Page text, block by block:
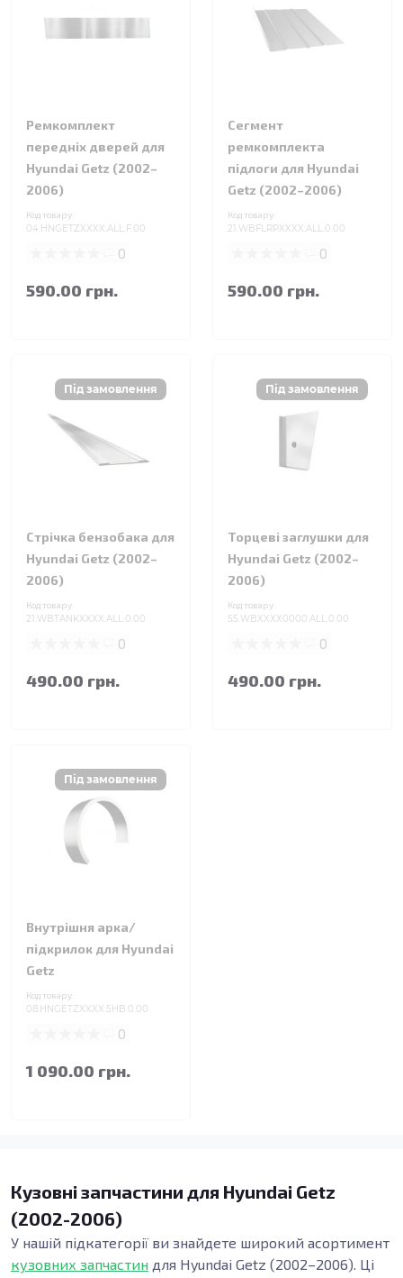
Ремкомплект
передніх дверей для
Hyundai Getz (2002–
2006)
Код товару:
04.HNGETZXXXX.ALL.F.00
0
590.00 грн.
Сегмент
ремкомплекта
підлоги для Hyundai
Getz (2002–2006)
Код товару:
21.WBFLRPXXXX.ALL.0.00
0
590.00 грн.
Стрічка бензобака для
Hyundai Getz (2002–
2006)
Код товару:
21.WBTANKXXXX.ALL.0.00
0
490.00 грн.
Торцеві заглушки для
Hyundai Getz (2002–
2006)
Код товару:
55.WBXXXX0000.ALL.0.00
0
490.00 грн.
Внутрішня арка/
підкрилок для Hyundai
Getz
Код товару:
08.HNGETZXXXX.5HB.0.00
0
1 090.00 грн.
Кузовні запчастини для Hyundai Getz
(2002-2006)
У нашій підкатегорії ви знайдете широкий асортимент
кузовних запчастин для Hyundai Getz (2002–2006). Ці